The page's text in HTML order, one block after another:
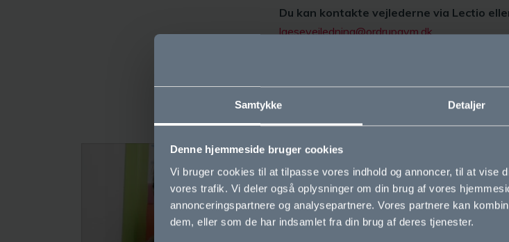
Samtykke Detaljer
Denne hjemmeside bruger cookies
Vi bruger cookies til at tilpasse vores indhold og annoncer, til at vise
vores trafik. Vi deler også oplysninger om din brug af vores
annonceringspartnere og analysepartnere. Vores partnere kan
dem, eller som de har indsamlet fra din brug af deres tjenester.
Du kan kontakte vejlederne via Lectio
laesevejledning@ordrupgym.dk